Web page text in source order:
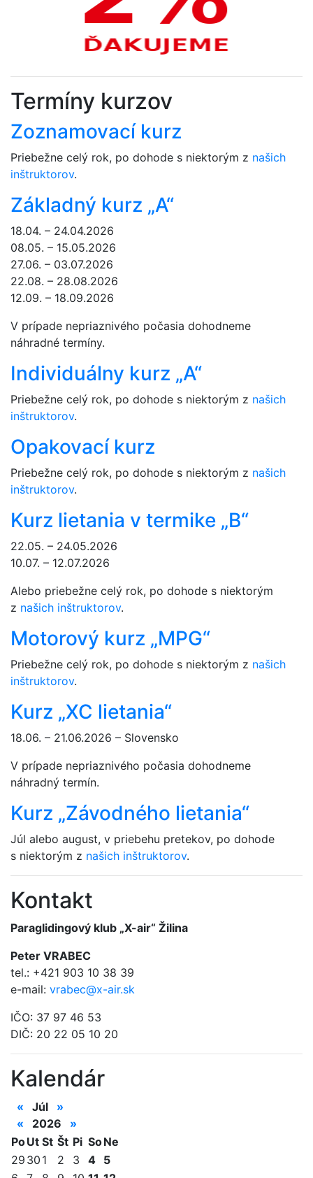
Termíny kurzov
Zoznamovací kurz
Priebežne celý rok, po dohode s niektorým z našich
inštruktorov.
Základný kurz „A“
18.04. – 24.04.2026
08.05. – 15.05.2026
27.06. – 03.07.2026
22.08. – 28.08.2026
12.09. – 18.09.2026
V prípade nepriaznivého počasia dohodneme
náhradné termíny.
Individuálny kurz „A“
Priebežne celý rok, po dohode s niektorým z našich
inštruktorov.
Opakovací kurz
Priebežne celý rok, po dohode s niektorým z našich
inštruktorov.
Kurz lietania v termike „B“
22.05. – 24.05.2026
10.07. – 12.07.2026
Alebo priebežne celý rok, po dohode s niektorým
z našich inštruktorov.
Motorový kurz „MPG“
Priebežne celý rok, po dohode s niektorým z našich
inštruktorov.
Kurz „XC lietania“
18.06. – 21.06.2026 – Slovensko
V prípade nepriaznivého počasia dohodneme
náhradný termín.
Kurz „Závodného lietania“
Júl alebo august, v priebehu pretekov, po dohode
s niektorým z našich inštruktorov.
Kontakt
Paraglidingový klub „X-air“ Žilina
Peter VRABEC
tel.: +421 903 10 38 39
e-mail: vrabec@x-air.sk
IČO: 37 97 46 53
DIČ: 20 22 05 10 20
Kalendár
« Júl
»
«
2026
»
PoUt St Št Pi SoNe
29 30 1 2 3 4 5